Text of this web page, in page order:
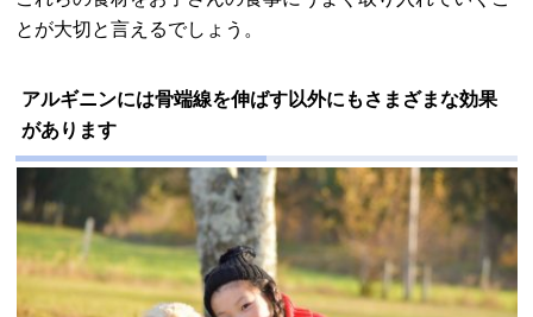
とが大切と言えるでしょう。
アルギニンには骨端線を伸ばす以外にもさまざまな効果
があります